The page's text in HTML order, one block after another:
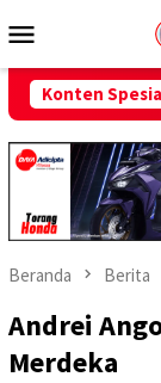
ke
Mobile
Konten
Tuntaskan
Beranda Berita
Andrei
Merdeka